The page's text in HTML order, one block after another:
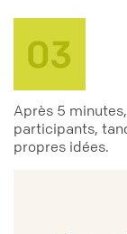
Après 5
participants,
propres idées.